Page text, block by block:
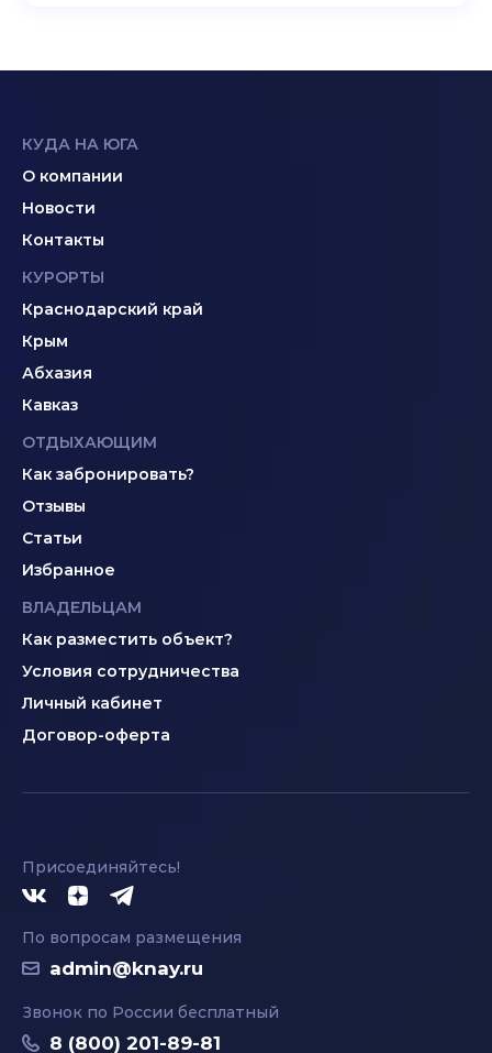
КУДА НА ЮГА
О компании
Новости
Контакты
КУРОРТЫ
Краснодарский край
Крым
Абхазия
Кавказ
ОТДЫХАЮЩИМ
Как забронировать?
Отзывы
Статьи
Избранное
ВЛАДЕЛЬЦАМ
Как разместить объект?
Условия сотрудничества
Личный кабинет
Договор-оферта
Присоединяйтесь!
По вопросам размещения
admin@knay.ru
Звонок по России бесплатный
8 (800) 201-89-81